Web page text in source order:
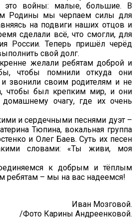
это войны: малые, большие. В
Родины мы черпаем силы для
на подвиги наших отцов и
сделали всё, что смогли, для
России. Теперь пришёл черёд
свой долг.
желали ребятам доброй и
чтобы помнили откуда они
звонили своим родителям и не
чтобы был крепким мир, и они
очагу, где их очень
и сердечными песнями дуэт –
Тюпина, вокальная группа
и Олег Баев. Суть их песен
словами: «Ты живи, моя
к добрым и тёплым
ребятам – мы на вас надеемся!
Иван Мозговой.
/Фото Карины Андреенковой.